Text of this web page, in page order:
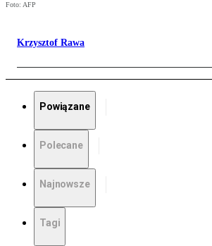
Foto: AFP
Krzysztof Rawa
Powiązane
Polecane
Najnowsze
Tagi